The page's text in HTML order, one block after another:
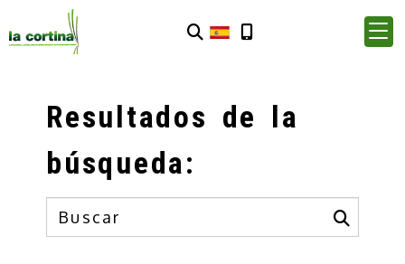
Resultados de la
búsqueda: